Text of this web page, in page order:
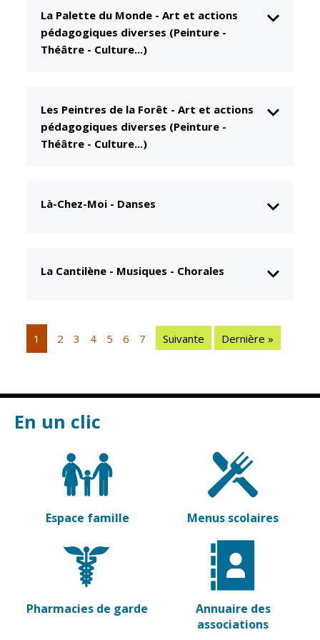
CCAS
Conseil
d'administration
L'EHPAD
Autonomie
seniors
Centre de
Établissements
Pharmacies de
garde
Culture
Nab / La
Décale
Ateliers arts
Musée
Vierzon
Archives du
Sports
Équipements
sportifs
Associations
associations
Démarches
des
associations
La Palette du Monde -Art et actions
pédagogiques diverses (Peinture -
Théâtre - Culture...)
Les Peintres de la Forêt -Art et actions
pédagogiques diverses (Peinture -
Théâtre - Culture...)
Là-Chez-Moi - Danses
La Cantilène - Musiques - Chorales
1 2 3 4 5 6 7 Suivante Dernière »
En un clic
Espace famille Menus scolaires
Pharmacies de garde
Annuaire des
associations